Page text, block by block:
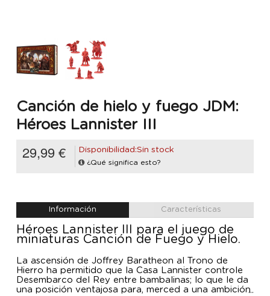
Canción de hielo y fuego JDM:
Héroes Lannister III
29,99 € Disponibilidad:Sin stock
¿Qué significa esto?
Información Características
Héroes Lannister III para el juego de
miniaturas Canción de Fuego y Hielo.
La ascensión de Joffrey Baratheon al Trono de
Hierro ha permitido que la Casa Lannister controle
Desembarco del Rey entre bambalinas; lo que le da
una posición ventajosa para, merced a una ambición